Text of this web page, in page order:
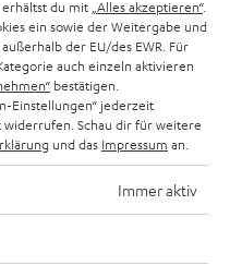
du mit „Alles akzeptieren“.
ein sowie der Weitergabe und
der EU/des EWR. Für
auch einzeln aktivieren
bestätigen.
Einstellungen“ jederzeit
Schau dir für weitere
und das Impressum an.
Immer aktiv